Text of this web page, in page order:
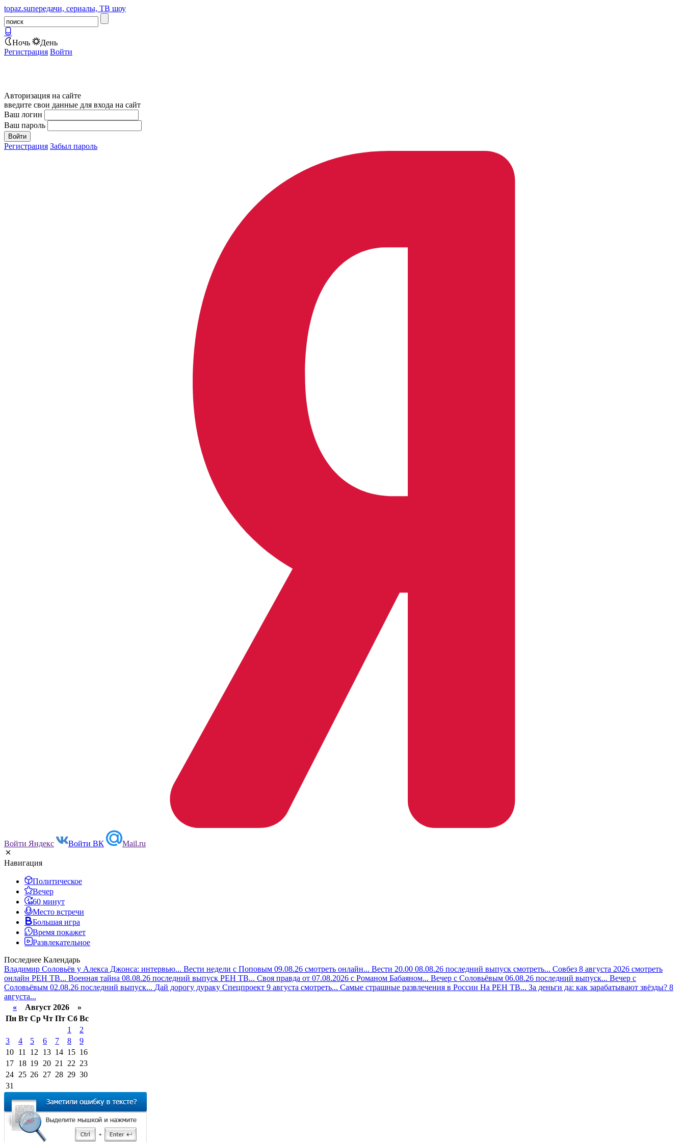
topaz.suпередачи, сериалы, ТВ шоу
Ночь
День
Регистрация Войти
Авторизация на сайте
введите свои данные для входа на сайт
Ваш логин
Ваш пароль
Регистрация Забыл пароль
Войти Яндекс Войти ВК Mail.ru
Навигация
Политическое
Вечер
60 минут
Место встречи
Большая игра
Время покажет
Развлекательное
Последнее Календарь
Владимир Соловьёв у Алекса Джонса: интервью... Вести недели с Поповым 09.08.26 смотреть онлайн... Вести 20.00 08.08.26 последний выпуск смотреть... Совбез 8 августа 2026 смотреть
онлайн РЕН ТВ... Военная тайна 08.08.26 последний выпуск РЕН ТВ... Своя правда от 07.08.2026 с Романом Бабаяном... Вечер с Соловьёвым 06.08.26 последний выпуск... Вечер с
Соловьёвым 02.08.26 последний выпуск... Дай дорогу дураку Спецпроект 9 августа смотреть... Самые страшные развлечения в России На РЕН ТВ... За деньги да: как зарабатывают звёзды? 8
августа...
« Август 2026 »
Пн Вт Ср Чт Пт Сб Вс
1
2
3
4 5 6 7 8
9
10 11 12 13 14 15 16
17 18 19 20 21 22 23
24 25 26 27 28 29 30
31